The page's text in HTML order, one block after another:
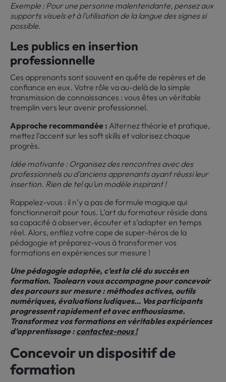
Exemple : Pour une personne malentendante, pensez aux
supports visuels et à l’utilisation de la langue des signes si
possible.
Les publics en insertion
professionnelle
Ces apprenants sont souvent en quête de repères et de
confiance en eux. Votre rôle va au-delà de la simple
transmission de connaissances : vous êtes un véritable
tremplin vers leur avenir professionnel.
Approche recommandée : Alternez théorie et pratique,
mettez l’accent sur les soft skills et valorisez chaque
progrès.
Idée motivante : Organisez des rencontres avec des
professionnels ou d’anciens apprenants ayant réussi leur
insertion. Rien de tel qu’un modèle inspirant !
Rappelez-vous : il n’y a pas de formule magique qui
fonctionnerait pour tous. L’art du formateur réside dans
sa capacité à observer, écouter et s’adapter en temps
réel. Alors, enfilez votre cape de super-héros de la
pédagogie et préparez-vous à transformer vos
formations en expériences sur mesure !
Une pédagogie adaptée, c’est la clé du succès en
formation. Toolearn vous accompagne pour concevoir
des parcours sur mesure : méthodes actives, outils
numériques, évaluations ludiques… Vos participants
progressent rapidement et avec enthousiasme.
Transformez vos formations en véritables expériences
d’apprentissage :contactez-nous !
Concevoir un dispositif de
formation